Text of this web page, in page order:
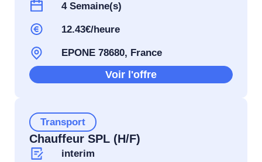
4 Semaine(s)
12.43€/heure
EPONE 78680, France
Voir l'offre
Transport
Chauffeur SPL (H/F)
interim